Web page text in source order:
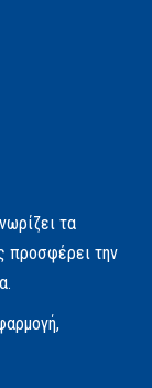
τα
προσφέρει την